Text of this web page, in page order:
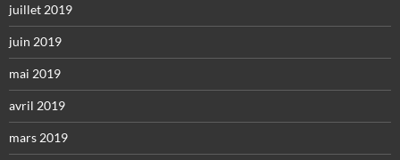
juillet 2019
juin 2019
mai 2019
avril 2019
mars 2019